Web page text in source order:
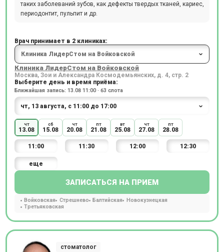
таких заболеваний зубов, как дефекты твердых тканей, кариес,
периодонтит, пульпит и др.
Врач принимает в 2 клиниках:
Клиника ЛидерСтом на Войковской
Москва, Зои и Александра Космодемьянских, д. 4, стр. 2
Выберите день и время приёма:
Ближайшая запись: 13.08 11:00 · 63 слота
чт
13.08
сб
15.08
чт
20.08
пт
21.08
вт
25.08
чт
27.08
пт
28.08
11:00 11:30 12:00 12:30
еще
ЗАПИСАТЬСЯ НА ПРИЕМ
Войковская Стрешнево Балтийская
Новокузнецкая
Третьяковская
стоматолог